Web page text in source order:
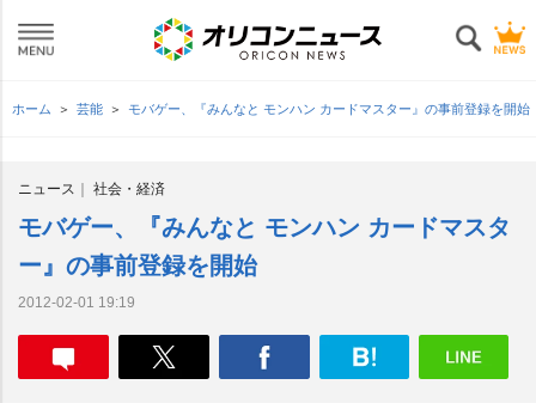
ホーム 芸能 モバゲー、『みんなと モンハン カードマスター』の事前登録を開始
ニュース 社会・経済
モバゲー、『みんなと モンハン カードマスタ
ー』の事前登録を開始
2012-02-01 19:19